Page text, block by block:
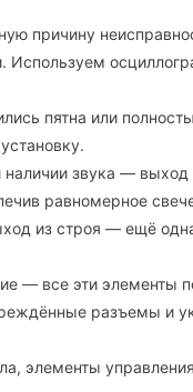
причину
Используем
пятна или
звука — выход
равномерное
из строя — ещё
— все эти элементы
разъемы и
элементы